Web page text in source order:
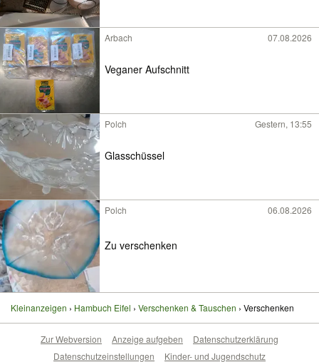
Arbach 07.08.2026
Veganer Aufschnitt
Polch Gestern, 13:55
Glasschüssel
Polch 06.08.2026
Zu verschenken
Kleinanzeigen Hambuch Eifel Verschenken & Tauschen Verschenken
Zur Webversion Anzeige aufgeben
Datenschutzerklärung
Datenschutzeinstellungen
Kinder- und Jugendschutz